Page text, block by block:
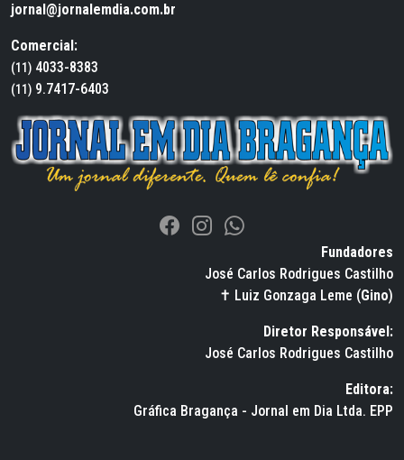
jornal@jornalemdia.com.br
Comercial:
(11) 4033-8383
(11) 9.7417-6403
Fundadores
José Carlos Rodrigues Castilho
✝ Luiz Gonzaga Leme (Gino)
Diretor Responsável:
José Carlos Rodrigues Castilho
Editora:
Gráfica Bragança - Jornal em Dia Ltda. EPP